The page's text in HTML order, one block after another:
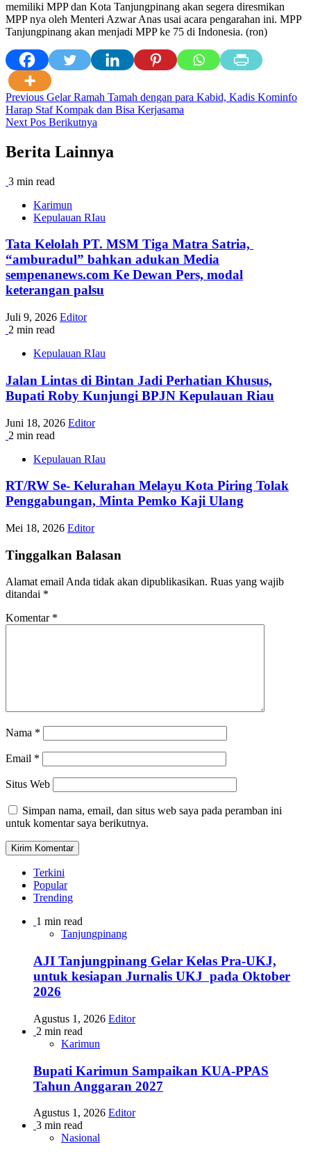
memiliki MPP dan Kota Tanjungpinang akan segera diresmikan
MPP nya oleh Menteri Azwar Anas usai acara pengarahan ini. MPP
Tanjungpinang akan menjadi MPP ke 75 di Indonesia. (ron)
Post
navigation
Previous Gelar Ramah Tamah dengan para Kabid, Kadis Kominfo
Harap Staf Kompak dan Bisa Kerjasama
Next Pos Berikutnya
Berita Lainnya
3 min read
Karimun
Kepulauan RIau
Tata Kelolah PT. MSM Tiga Matra Satria,
“amburadul” bahkan adukan Media
sempenanews.com Ke Dewan Pers, modal
keterangan palsu
Juli 9, 2026 Editor
2 min read
Kepulauan RIau
Jalan Lintas di Bintan Jadi Perhatian Khusus,
Bupati Roby Kunjungi BPJN Kepulauan Riau
Juni 18, 2026 Editor
2 min read
Kepulauan RIau
RT/RW Se- Kelurahan Melayu Kota Piring Tolak
Penggabungan, Minta Pemko Kaji Ulang
Mei 18, 2026 Editor
Tinggalkan Balasan
Alamat email Anda tidak akan dipublikasikan. Ruas yang wajib
ditandai *
Komentar *
Nama *
Email *
Situs Web
Simpan nama, email, dan situs web saya pada peramban ini
untuk komentar saya berikutnya.
Terkini
Popular
Trending
1 min read
Tanjungpinang
AJI Tanjungpinang Gelar Kelas Pra-UKJ,
untuk kesiapan Jurnalis UKJ pada Oktober
2026
Agustus 1, 2026 Editor
2 min read
Karimun
Bupati Karimun Sampaikan KUA-PPAS
Tahun Anggaran 2027
Agustus 1, 2026 Editor
3 min read
Nasional